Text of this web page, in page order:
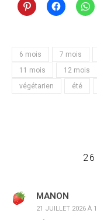
6 mois 7 mois
11 mois
12 mois
végétarien
été
26
MANON
21 JUILLET 2026 À